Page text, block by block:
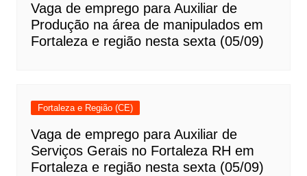
Vaga de emprego para Auxiliar de
Produção na área de manipulados em
Fortaleza e região nesta sexta (05/09)
Fortaleza e Região (CE)
Vaga de emprego para Auxiliar de
Serviços Gerais no Fortaleza RH em
Fortaleza e região nesta sexta (05/09)